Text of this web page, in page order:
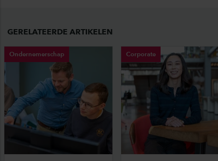
GERELATEERDE ARTIKELEN
Ondernemerschap Corporate